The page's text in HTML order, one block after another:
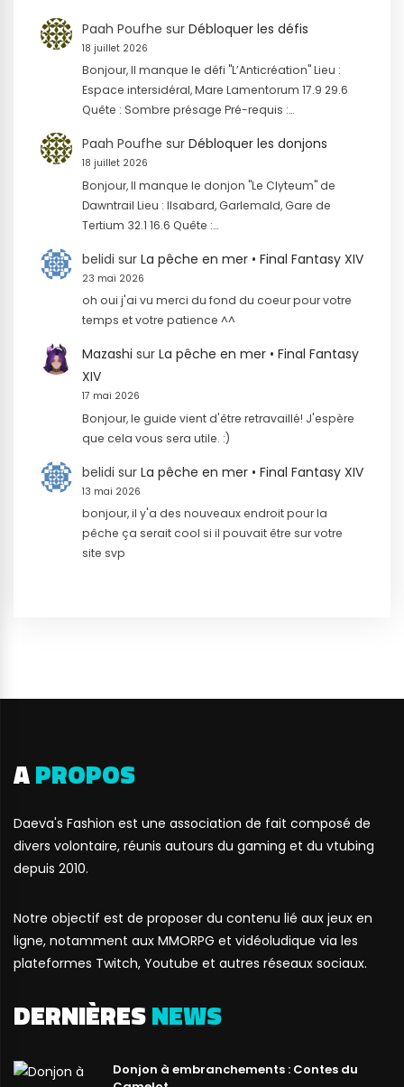
Paah Poufhe sur Débloquer les défis
18 juillet 2026
Bonjour, Il manque le défi "L’Anticréation" Lieu :
Espace intersidéral, Mare Lamentorum 17.9 29.6
Quête : Sombre présage Pré-requis :…
Paah Poufhe sur Débloquer les donjons
18 juillet 2026
Bonjour, Il manque le donjon "Le Clyteum" de
Dawntrail Lieu : Ilsabard, Garlemald, Gare de
Tertium 32.1 16.6 Quête :…
belidi sur La pêche en mer • Final Fantasy XIV
23 mai 2026
oh oui j'ai vu merci du fond du coeur pour votre
temps et votre patience ^^
Mazashi sur La pêche en mer • Final Fantasy
XIV
17 mai 2026
Bonjour, le guide vient d'être retravaillé! J'espère
que cela vous sera utile. :)
belidi sur La pêche en mer • Final Fantasy XIV
13 mai 2026
bonjour, il y'a des nouveaux endroit pour la
pêche ça serait cool si il pouvait être sur votre
site svp
APROPOS
Daeva's Fashion est une association de fait composé de
divers volontaire, réunis autours du gaming et du vtubing
depuis 2010.
Notre objectif est de proposer du contenu lié aux jeux en
ligne, notamment aux MMORPG et vidéoludique via les
plateformes Twitch, Youtube et autres réseaux sociaux.
DERNIÈRESNEWS
Donjon à embranchements : Contes du